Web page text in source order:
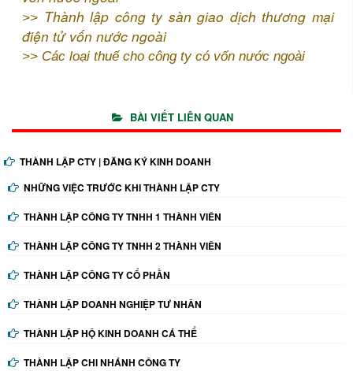
>> Thành lập công ty sàn giao dịch thương mại
điện tử vốn nước ngoài
>> Các loại thuế cho công ty có vốn nước ngoài
BÀI VIẾT LIÊN QUAN
THÀNH LẬP CTY | ĐĂNG KÝ KINH DOANH
NHỮNG VIỆC TRƯỚC KHI THÀNH LẬP CTY
THÀNH LẬP CÔNG TY TNHH 1 THÀNH VIÊN
THÀNH LẬP CÔNG TY TNHH 2 THÀNH VIÊN
THÀNH LẬP CÔNG TY CỔ PHẦN
THÀNH LẬP DOANH NGHIỆP TƯ NHÂN
THÀNH LẬP HỘ KINH DOANH CÁ THỂ
THÀNH LẬP CHI NHÁNH CÔNG TY